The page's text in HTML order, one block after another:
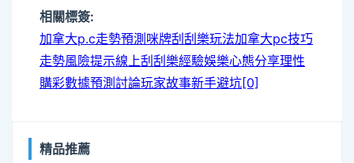
相關標簽:
加拿大p.c走勢預測 咪牌刮刮樂玩法加拿大pc技巧
走勢風險提示線上刮刮樂經驗娛樂心態分享理性
購彩數據預測討論玩家故事新手避坑[0]
精品推薦